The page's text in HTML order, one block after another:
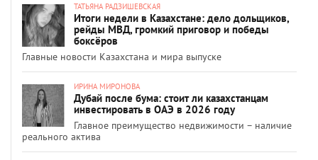
ТАТЬЯНА РАДЗИШЕВСКАЯ
Итоги недели в Казахстане: дело дольщиков,
рейды МВД, громкий приговор и победы
боксёров
Главные новости Казахстана и мира выпуске
ИРИНА МИРОНОВА
Дубай после бума: стоит ли казахстанцам
инвестировать в ОАЭ в 2026 году
Главное преимущество недвижимости – наличие
реального актива